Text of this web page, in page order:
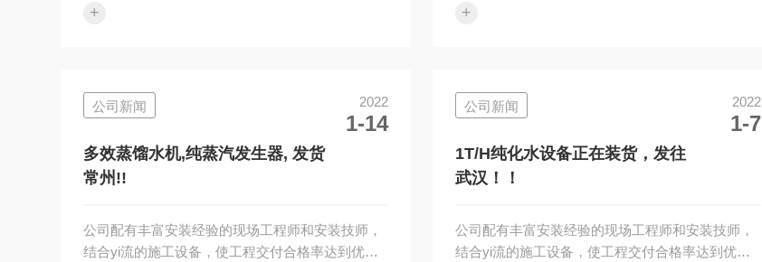
利通过认证验收！附近有需要安装售后的请和我们
员的培训。我公司对用户实行设备一年保修，终身
服务的原则，均建立档案，进行跟踪服务，确保质
量水平
+
利通过认证验收！附近有需要安装售后的请和我们
员的培训。我公司对用户实行设备一年保修，终身
服务的原则，均建立档案，进行跟踪服务，确保质
量水平
+
公司新闻 2022
1-14
多效蒸馏水机,纯蒸汽发生器, 发货
常州!!
公司配有丰富安装经验的现场工程师和安装技师，
结合yi流的施工设备，使工程交付合格率达到优良
公司新闻 2022
1-7
1T/H纯化水设备正在装货，发往
武汉！！
公司配有丰富安装经验的现场工程师和安装技师，
结合yi流的施工设备，使工程交付合格率达到优良